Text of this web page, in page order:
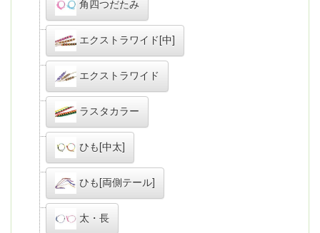
角四つだたみ
エクストラワイド[中]
エクストラワイド
ラスタカラー
ひも[中太]
ひも[両側テール]
太・長